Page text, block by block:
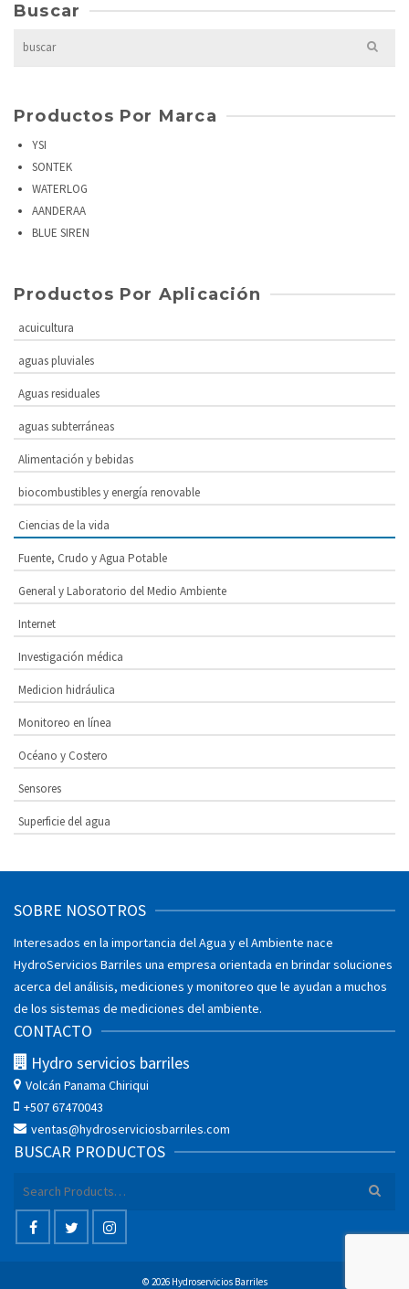
Buscar
Search
Productos Por Marca
YSI
SONTEK
WATERLOG
AANDERAA
BLUE SIREN
Productos Por Aplicación
acuicultura
aguas pluviales
Aguas residuales
aguas subterráneas
Alimentación y bebidas
biocombustibles y energía renovable
Ciencias de la vida
Fuente, Crudo y Agua Potable
General y Laboratorio del Medio Ambiente
Internet
Investigación médica
Medicion hidráulica
Monitoreo en línea
Océano y Costero
Sensores
Superficie del agua
SOBRE NOSOTROS
Interesados en la importancia del Agua y el Ambiente nace
HydroServicios Barriles una empresa orientada en brindar soluciones
acerca del análisis, mediciones y monitoreo que le ayudan a muchos
de los sistemas de mediciones del ambiente.
CONTACTO
Hydro servicios barriles
Volcán Panama Chiriqui
+507 67470043
ventas@hydroserviciosbarriles.com
BUSCAR PRODUCTOS
© 2026 Hydroservicios Barriles